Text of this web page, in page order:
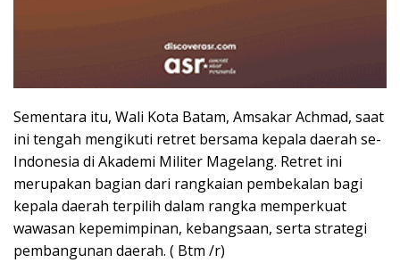
Sementara itu, Wali Kota Batam, Amsakar Achmad, saat
ini tengah mengikuti retret bersama kepala daerah se-
Indonesia di Akademi Militer Magelang. Retret ini
merupakan bagian dari rangkaian pembekalan bagi
kepala daerah terpilih dalam rangka memperkuat
wawasan kepemimpinan, kebangsaan, serta strategi
pembangunan daerah. ( Btm /r)